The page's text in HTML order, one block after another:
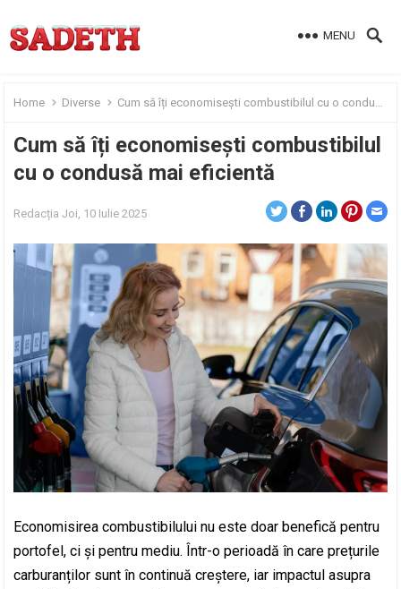
MENU
Home Diverse Cum să îți economisești combustibilul cu o condusă mai eficientă
Cum să îți economisești combustibilul
cu o condusă mai eficientă
Redacția Joi, 10 Iulie 2025
Economisirea combustibilului nu este doar benefică pentru
portofel, ci și pentru mediu. Într-o perioadă în care prețurile
carburanților sunt în continuă creștere, iar impactul asupra